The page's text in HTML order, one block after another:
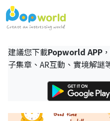
建議您下載Popworld APP
子集章、AR互動、實境解謎